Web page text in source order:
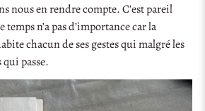
nous en rendre compte. C’est pareil
n’a pas d’importance car la
chacun de ses gestes qui malgré les
passe.